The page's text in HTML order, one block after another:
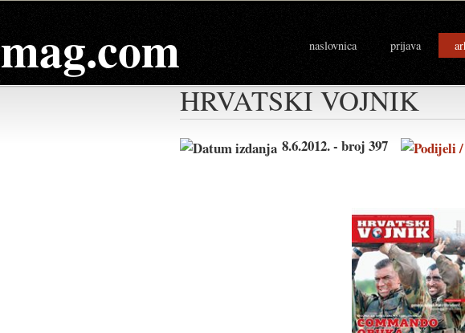
mag.com naslovnica prijava
HRVATSKI VOJNIK
8.6.2012. - broj 397